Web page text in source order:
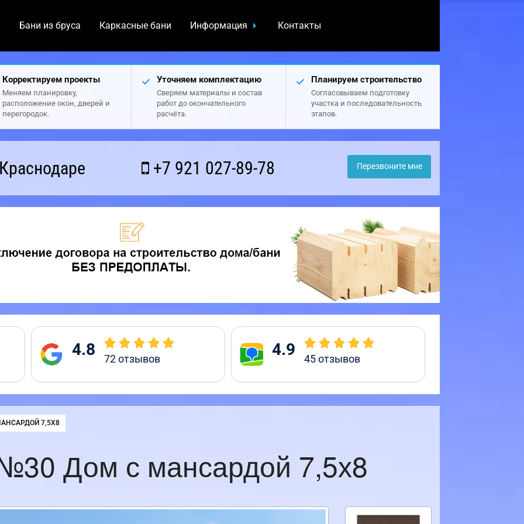
Бани из бруса Каркасные бани Информация Контакты
Корректируем проекты
Меняем планировку,
расположение окон, дверей и
перегородок.
Уточняем комплектацию
Сверяем материалы и состав
работ до окончательного
расчёта.
Планируем строительство
Согласовываем подготовку
участка и последовательность
этапов.
+7 921 027-89-78 Перезвоните мне
4.8 72отзывов 4.9 45отзывов
7,5Х8
Дом с мансардой 7,5х8